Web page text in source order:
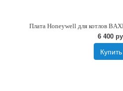
Плата Honeywell для котлов
6 400
Купить